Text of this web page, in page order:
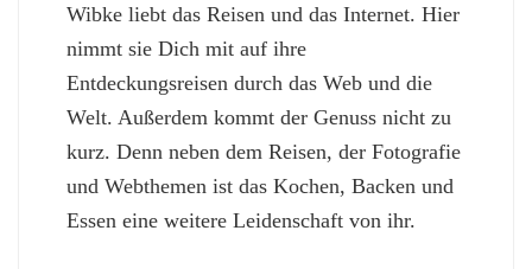
Wibke liebt das Reisen und das Internet. Hier
nimmt sie Dich mit auf ihre
Entdeckungsreisen durch das Web und die
Welt. Außerdem kommt der Genuss nicht zu
kurz. Denn neben dem Reisen, der Fotografie
und Webthemen ist das Kochen, Backen und
Essen eine weitere Leidenschaft von ihr.